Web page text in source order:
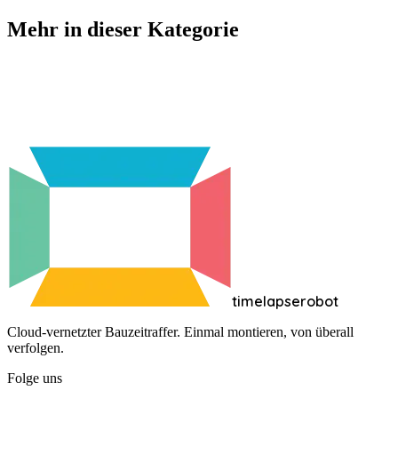
Mehr in dieser Kategorie
timelapserobot
Cloud-vernetzter Bauzeitraffer. Einmal montieren, von überall
verfolgen.
Folge uns